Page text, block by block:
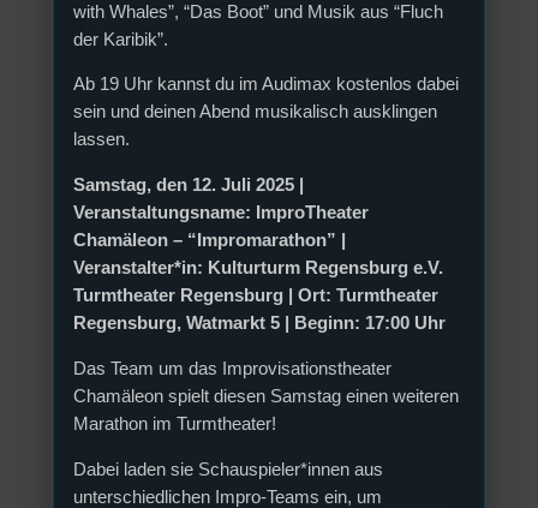
with Whales”, “Das Boot” und Musik aus “Fluch
der Karibik”.
Ab 19 Uhr kannst du im Audimax kostenlos dabei
sein und deinen Abend musikalisch ausklingen
lassen.
Samstag, den 12. Juli 2025 |
Veranstaltungsname: ImproTheater
Chamäleon – “Impromarathon” |
Veranstalter*in: Kulturturm Regensburg e.V.
Turmtheater Regensburg | Ort: Turmtheater
Regensburg, Watmarkt 5 | Beginn: 17:00 Uhr
Das Team um das Improvisationstheater
Chamäleon spielt diesen Samstag einen weiteren
Marathon im Turmtheater!
Dabei laden sie Schauspieler*innen aus
unterschiedlichen Impro-Teams ein, um